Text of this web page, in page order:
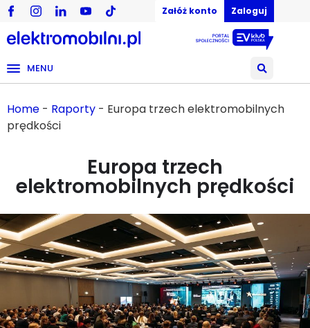
Załóż konto Zaloguj
MENU
Home - Raporty - Europa trzech elektromobilnych
prędkości
Europa trzech
elektromobilnych prędkości